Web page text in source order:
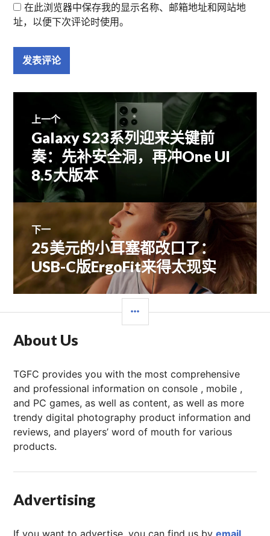
在此浏览器中保存我的显示名称、邮箱地址和网站地
址，以便下次评论时使用。
文
章
导
航
上一个
上
篇
文
章：
Galaxy S23系列迎来关键前
奏：先补安全洞，再冲One UI
8.5大版本
下一
下
篇
文
章：
25美元的小耳塞都改口了：
USB-C版ErgoFit来得太现实
栏
About Us
TGFC provides you with the most comprehensive
and professional information on console , mobile ,
and PC games, as well as content, as well as more
trendy digital photography product information and
reviews, and players’ word of mouth for various
products.
Advertising
If you want to advertise, you can find us byemail